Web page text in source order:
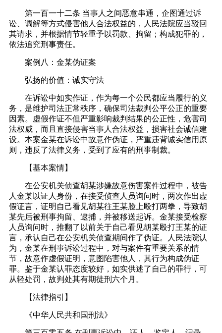
第一百一十二条 当事人之间恶意串通，企图通过诉
讼、调解等方式侵害他人合法权益的，人民法院应当驳回
其请求，并根据情节轻重予以罚款、拘留；构成犯罪的，
依法追究刑事责任。
案例八：金某伪证案
弘扬的价值：诚实守法
在诉讼中如实作证，作为每一个公民都应当履行的义
务，是维护司法正常秩序，确保司法裁判公平公正的重要
因素。虚假作证不但严重影响裁判结果的公正性，危害司
法权威，而且直接侵害当事人合法权益，损害社会诚信建
设。本案金某在诉讼中故意作伪证，严重违背诚实信用原
则，违反了法律义务，受到了应有的刑事制裁。
【基本案情】
在公安机关侦查胡某涉嫌故意伤害案件过程中，被告
人金某以证人身份，在接受侦查人员询问时，两次作出虚
假证言，证明自己看见胡某往王某脸上殴打两拳，导致胡
某先后被刑事拘留、逮捕，并被移送起诉。金某接受检察
人员询问时，推翻了以前关于自己看见胡某殴打王某的证
言，承认自己在公安机关侦查期间作了伪证。人民法院认
为，金某在刑事诉讼过程中，对与案件有重要关系的情
节，故意作虚假证明，意图陷害他人，其行为构成伪证
罪。鉴于金某认罪态度较好，如实供述了自己的罪行，可
从轻处罚，故判处其有期徒刑六个月。
【法律指引】
《中华人民共和国刑法》